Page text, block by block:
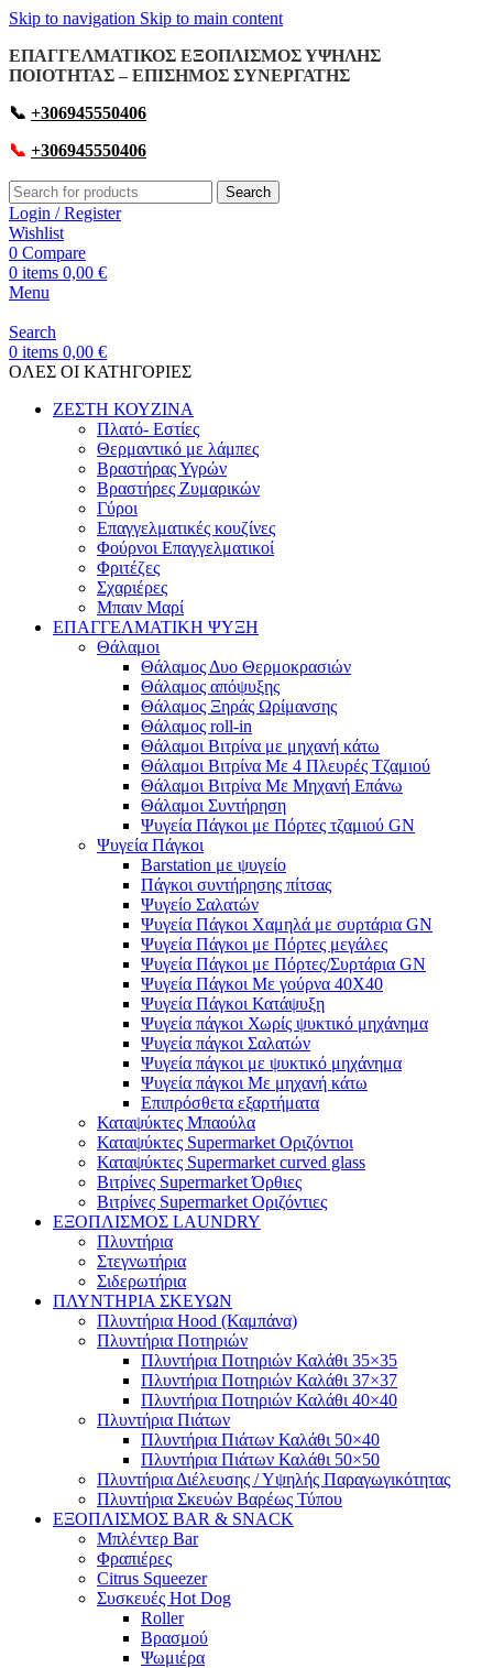
Skip to navigation Skip to main content
ΕΠΑΓΓΕΛΜΑΤΙΚΟΣ ΕΞΟΠΛΙΣΜΟΣ ΥΨΗΛΗΣ
ΠΟΙΟΤΗΤΑΣ – ΕΠΙΣΗΜΟΣ ΣΥΝΕΡΓΑΤΗΣ
📞 +306945550406
📞 +306945550406
Search
Login / Register
Wishlist
0 Compare
0 items 0,00 €
Menu
Search
0 items 0,00 €
OΛΕΣ ΟΙ ΚΑΤΗΓΟΡΙΕΣ
ΖΕΣΤΗ ΚΟΥΖΙΝΑ
Πλατό- Εστίες
Θερμαντικό με λάμπες
Βραστήρας Υγρών
Βραστήρες Ζυμαρικών
Γύροι
Επαγγελματικές κουζίνες
Φούρνοι Επαγγελματικοί
Φριτέζες
Σχαριέρες
Μπαιν Μαρί
ΕΠΑΓΓΕΛΜΑΤΙΚΗ ΨΥΞΗ
Θάλαμοι
Θάλαμος Δυο Θερμοκρασιών
Θάλαμος απόψυξης
Θάλαμος Ξηράς Ωρίμανσης
Θάλαμος roll-in
Θάλαμοι Βιτρίνα με μηχανή κάτω
Θάλαμοι Βιτρίνα Με 4 Πλευρές Τζαμιού
Θάλαμοι Βιτρίνα Με Μηχανή Επάνω
Θάλαμοι Συντήρηση
Ψυγεία Πάγκοι με Πόρτες τζαμιού GN
Ψυγεία Πάγκοι
Barstation με ψυγείο
Πάγκοι συντήρησης πίτσας
Ψυγείο Σαλατών
Ψυγεία Πάγκοι Χαμηλά με συρτάρια GN
Ψυγεία Πάγκοι με Πόρτες μεγάλες
Ψυγεία Πάγκοι με Πόρτες/Συρτάρια GN
Ψυγεία Πάγκοι Με γούρνα 40Χ40
Ψυγεία Πάγκοι Κατάψυξη
Ψυγεία πάγκοι Χωρίς ψυκτικό μηχάνημα
Ψυγεία πάγκοι Σαλατών
Ψυγεία πάγκοι με ψυκτικό μηχάνημα
Ψυγεία πάγκοι Με μηχανή κάτω
Επιπρόσθετα εξαρτήματα
Καταψύκτες Μπαούλα
Καταψύκτες Supermarket Οριζόντιοι
Καταψύκτες Supermarket curved glass
Βιτρίνες Supermarket Όρθιες
Βιτρίνες Supermarket Οριζόντιες
ΕΞΟΠΛΙΣΜΟΣ LAUNDRY
Πλυντήρια
Στεγνωτήρια
Σιδερωτήρια
ΠΛΥΝΤΗΡΙΑ ΣΚΕΥΩΝ
Πλυντήρια Hood (Καμπάνα)
Πλυντήρια Ποτηριών
Πλυντήρια Ποτηριών Καλάθι 35×35
Πλυντήρια Ποτηριών Καλάθι 37×37
Πλυντήρια Ποτηριών Καλάθι 40×40
Πλυντήρια Πιάτων
Πλυντήρια Πιάτων Καλάθι 50×40
Πλυντήρια Πιάτων Καλάθι 50×50
Πλυντήρια Διέλευσης / Υψηλής Παραγωγικότητας
Πλυντήρια Σκευών Βαρέως Τύπου
ΕΞΟΠΛΙΣΜΟΣ BAR & SNACK
Μπλέντερ Bar
Φραπιέρες
Citrus Squeezer
Συσκευές Hot Dog
Roller
Βρασμού
Ψωμιέρα